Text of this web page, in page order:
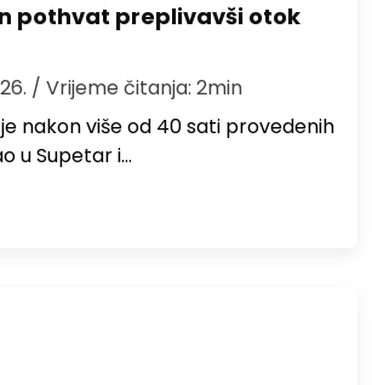
pothvat preplivavši otok
/ Vrijeme čitanja: 2min
nakon više od 40 sati provedenih
u Supetar i…